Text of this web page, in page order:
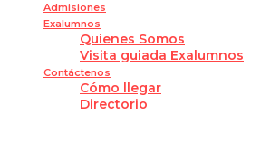
Admisiones
Exalumnos
Quienes Somos
Visita guiada Exalumnos
Contáctenos
Cómo llegar
Directorio